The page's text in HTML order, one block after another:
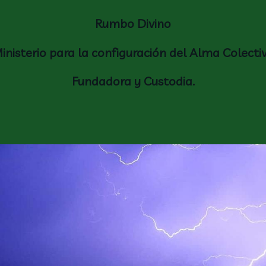
Rumbo Divino
para la configuración del Alma
Fundadora y Custodia.